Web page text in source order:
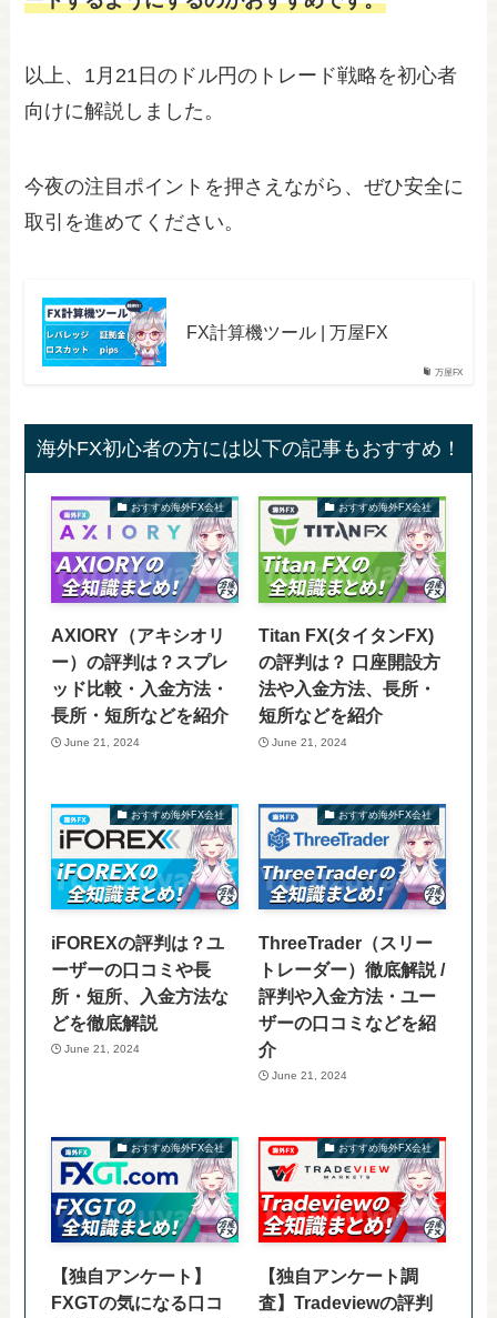
以上、1月21日のドル円のトレード戦略を初心者
向けに解説しました。
今夜の注目ポイントを押さえながら、ぜひ安全に
取引を進めてください。
万屋FX
FX計算機ツール | 万屋FX
海外FX初心者の方には以下の記事もおすすめ！
おすすめ海外FX会社
AXIORY（アキシオリ
ー）の評判は？スプレ
ッド比較・入金方法・
長所・短所などを紹介
June 21, 2024
おすすめ海外FX会社
Titan FX(タイタンFX)
の評判は？ 口座開設方
法や入金方法、長所・
短所などを紹介
June 21, 2024
おすすめ海外FX会社
iFOREXの評判は？ユ
ーザーの口コミや長
所・短所、入金方法な
どを徹底解説
June 21, 2024
おすすめ海外FX会社
ThreeTrader（スリー
トレーダー）徹底解説 /
評判や入金方法・ユー
ザーの口コミなどを紹
介
June 21, 2024
おすすめ海外FX会社
【独自アンケート】
FXGTの気になる口コ
おすすめ海外FX会社
【独自アンケート調
査】Tradeviewの評判